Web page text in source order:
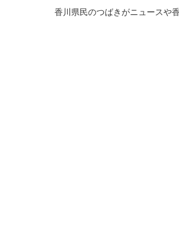
香川県民のつばきがニュースや